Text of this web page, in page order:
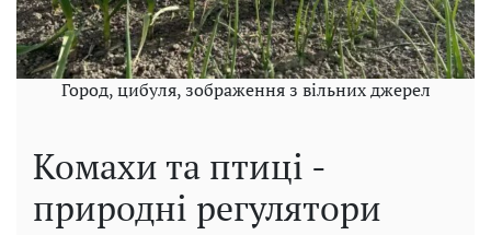
Город, цибуля, зображення з вільних джерел
Комахи та птиці -
природні регулятори